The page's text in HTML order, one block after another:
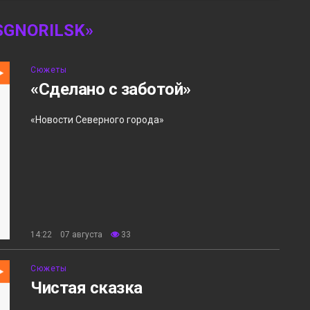
Сюжеты
«Сделано с заботой»
«Новости Северного города»
14:22 07 августа 33
Сюжеты
Чистая сказка